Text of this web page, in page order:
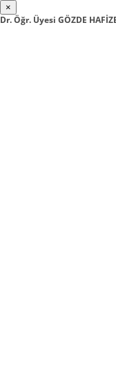
×
Dr. Öğr. Üyesi GÖZDE